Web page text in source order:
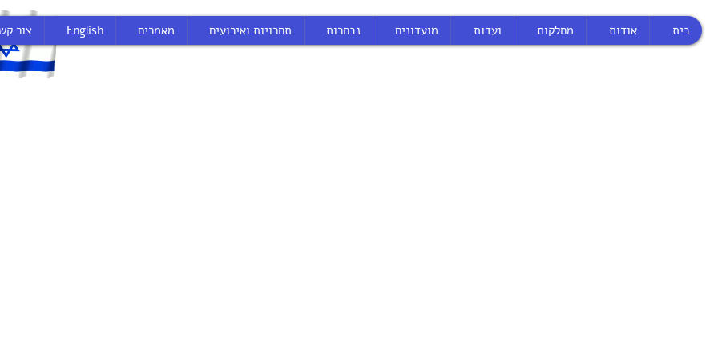
בית אודות מחלקות ועדות מועדונים נבחרות תחרויות ואירועים מאמרים English צור